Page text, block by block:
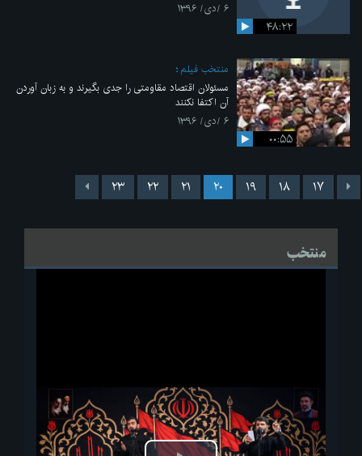
۴۸:۲۲
۶ /دی/ ۱۳۹۶
۰۰:۵۵
منتخب فیلم
مسئولان اقتصاد مقاومتی را جدی بگیرند و به زبان آوردن
آن اکتفا نکنند
۶ /دی/ ۱۳۹۶
۱۷ ۱۸ ۱۹ ۲۰ ۲۱ ۲۲ ۲۳
منتخب